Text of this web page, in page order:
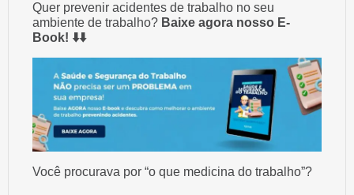
Quer prevenir acidentes de trabalho no seu
ambiente de trabalho? Baixe agora nosso E-
Book! ⬇️⬇️
Você procurava por “o que medicina do trabalho”?